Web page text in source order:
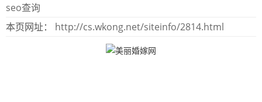
seo查询
本页网址： http://cs.wkong.net/siteinfo/2814.html